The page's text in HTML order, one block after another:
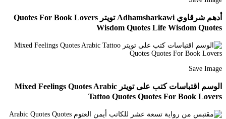
أدهم شرقاوي Adhamsharkawi تويتر Quotes For Book Lovers
Wisdom Quotes Life Wisdom Quotes
Save Image
الوسم اقتباسات كتب على تويتر Mixed Feelings Quotes Arabic
Tattoo Quotes Quotes For Book Lovers